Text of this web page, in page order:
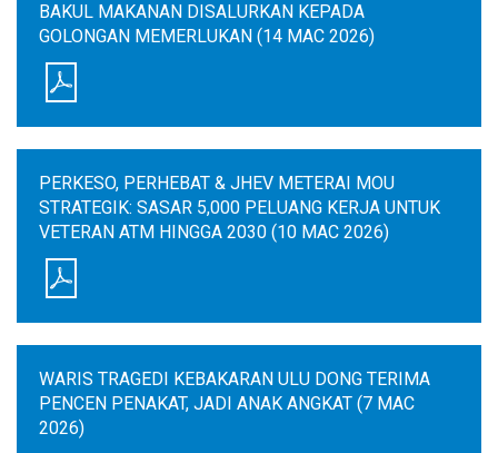
BAKUL MAKANAN DISALURKAN KEPADA
GOLONGAN MEMERLUKAN (14 MAC 2026)
PERKESO, PERHEBAT & JHEV METERAI MOU
STRATEGIK: SASAR 5,000 PELUANG KERJA UNTUK
VETERAN ATM HINGGA 2030 (10 MAC 2026)
WARIS TRAGEDI KEBAKARAN ULU DONG TERIMA
PENCEN PENAKAT, JADI ANAK ANGKAT (7 MAC
2026)